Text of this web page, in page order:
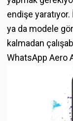
endişe
ya da modele
kalmadan
WhatsApp Aero